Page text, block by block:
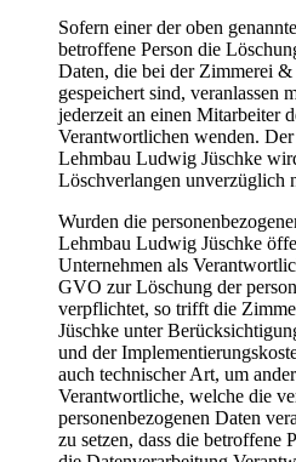
Sofern einer der oben
betroffene Person die
Daten, die bei der Zimmerei
gespeichert sind, veranlassen
jederzeit an einen Mitarbeiter
Verantwortlichen wenden.
Lehmbau Ludwig Jüschke
Löschverlangen unverzüglich
Wurden die
Lehmbau Ludwig Jüschke
Unternehmen als
GVO zur Löschung der
verpflichtet, so trifft die
Jüschke unter
und der
auch technischer Art, um
Verantwortliche, welche die
personenbezogenen Daten
zu setzen, dass die betroffene